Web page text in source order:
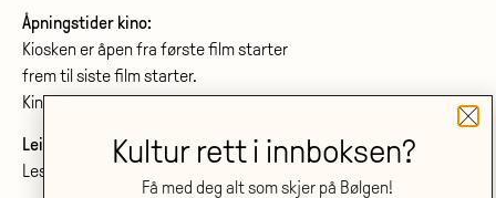
Åpningstider kino:
Kiosken er åpen fra første film starter
frem til siste film starter.
Kinoprogram:www.bolgenkino.no
Leie lokale?
Les om konferanser og møtelokaler
Kultur rett i innboksen?
Få med deg alt som skjer på Bølgen!